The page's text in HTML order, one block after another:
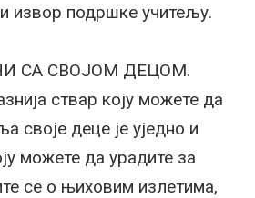
извор подршке учитељу.
СА СВОЈОМ ДЕЦОМ.
ствар коју можете да
своје деце је уједно и
можете да урадите за
се о њиховим излетима,